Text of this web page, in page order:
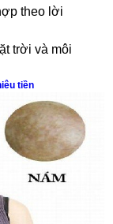
theo lời
trời và môi
tiền